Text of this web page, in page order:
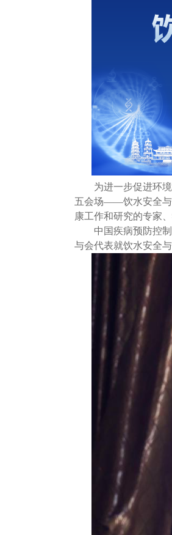
为进一步促进环
五会场——饮水安全与
康工作和研究的专家
中国疾病预防控
与会代表就饮水安全